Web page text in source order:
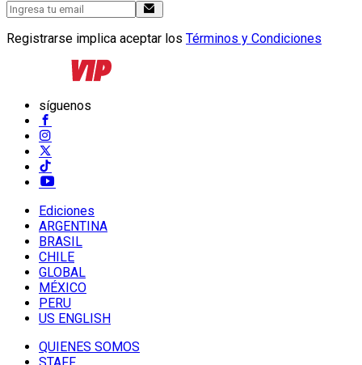
Registrarse implica aceptar los Términos y Condiciones
síguenos
Ediciones
ARGENTINA
BRASIL
CHILE
GLOBAL
MÉXICO
PERU
US ENGLISH
QUIENES SOMOS